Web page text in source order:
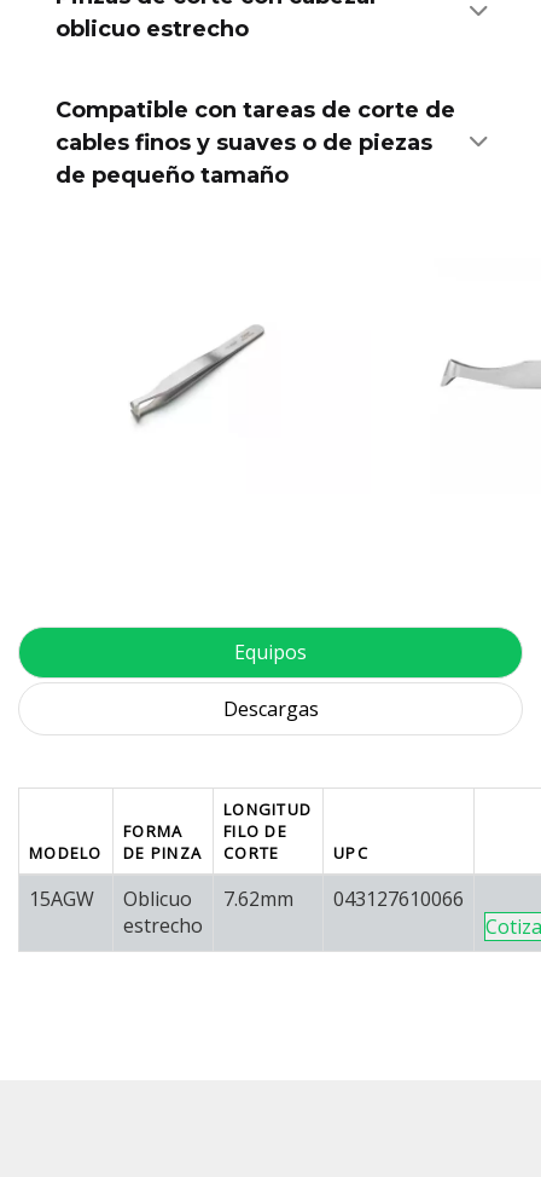
oblicuo estrecho
Compatible con tareas de corte de
cables finos y suaves o de piezas
de pequeño tamaño
Equipos
Descargas
MODELO
FORMA
DE PINZA
LONGITUD
FILO DE
CORTE
UPC
15AGW
Oblicuo
estrecho
7.62mm
043127610066